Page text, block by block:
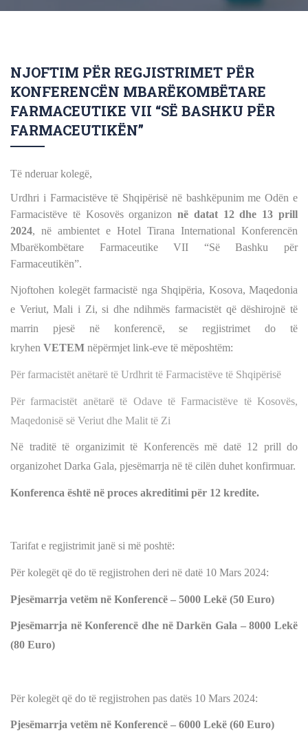
NJOFTIM PËR REGJISTRIMET PËR
KONFERENCËN MBARËKOMBËTARE
FARMACEUTIKE VII “SË BASHKU PËR
FARMACEUTIKËN”
Të nderuar kolegë,
Urdhri i Farmacistëve të Shqipërisë në bashkëpunim me Odën e
Farmacistëve të Kosovësorganizonnë datat 12 dhe 13 prill
2024, në ambientet e Hotel Tirana International Konferencën
Mbarëkombëtare Farmaceutike VII “Së Bashku për
Farmaceutikën”.
Njoftohen kolegët farmacistë nga Shqipëria, Kosova, Maqedonia
e Veriut, Mali i Zi, si dhe ndihmës farmacistët që dëshirojnë të
marrin pjesë në konferencë, se regjistrimet do të
kryhen VETEM nëpërmjet link-eve të mëposhtëm:
Për farmacistët anëtarë të Urdhrit të Farmacistëve të Shqipërisë
Për farmacistët anëtarë të Odave të Farmacistëve të Kosovës,
Maqedonisë së Veriut dhe Malit të Zi
Në traditë të organizimit të Konferencës më datë 12 prill do
organizohet Darka Gala, pjesëmarrja në të cilën duhet konfirmuar.
Konferenca është në proces akreditimi për 12 kredite.
Tarifat e regjistrimit janë si më poshtë:
Për kolegët që do të regjistrohen deri në datë 10 Mars 2024:
Pjesëmarrja vetëm në Konferencë – 5000 Lekë (50 Euro)
Pjesëmarrja në Konferencë dhe në Darkën Gala – 8000 Lekë
(80 Euro)
Për kolegët që do të regjistrohen pas datës 10 Mars 2024:
Pjesëmarrja vetëm në Konferencë – 6000 Lekë (60 Euro)